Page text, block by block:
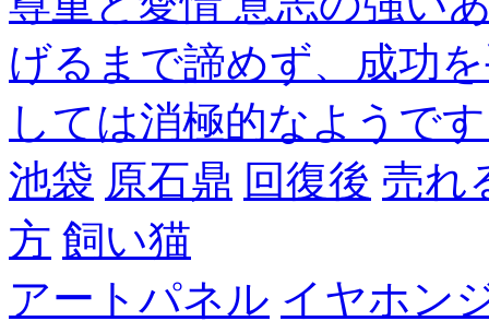
げるまで諦めず、成功
しては消極的なようで
池袋 原石鼎 回復後 売れ
方 飼い猫
アートパネル イヤホン